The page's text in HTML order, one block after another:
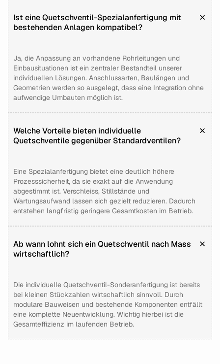
Ist eine Quetschventil-Spezialanfertigung mit
bestehenden Anlagen kompatibel?
Ja, die Anpassung an vorhandene Rohrleitungen und
Einbausituationen ist ein zentraler Bestandteil unserer
individuellen Lösungen. Anschlussarten, Baulängen und
Geometrien werden so ausgelegt, dass eine Integration ohne
aufwendige Umbauten möglich ist.
Welche Vorteile bieten individuelle
Quetschventile gegenüber Standardventilen?
Eine Spezialanfertigung bietet eine deutlich höhere
Prozesssicherheit, da sie exakt auf die Anwendung
abgestimmt ist. Verschleiss, Stillstände und
Wartungsaufwand lassen sich gezielt reduzieren. Dadurch
entstehen langfristig geringere Gesamtkosten im Betrieb.
Ab wann lohnt sich ein Quetschventil nach Mass
wirtschaftlich?
Die individuelle Quetschventil-Sonderanfertigung ist bereits
bei kleinen Stückzahlen wirtschaftlich sinnvoll. Durch
modulare Bauweisen und bestehende Komponenten entfällt
eine komplette Neuentwicklung. Wichtig hierbei ist die
Gesamteffizienz im laufenden Betrieb.